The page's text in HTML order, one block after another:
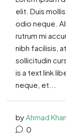
elit. Duis
odio neque.
rutrum mi
nibh facilisis,
sollicitudin
is a text link
neque, et...
byAhmad Khan
0